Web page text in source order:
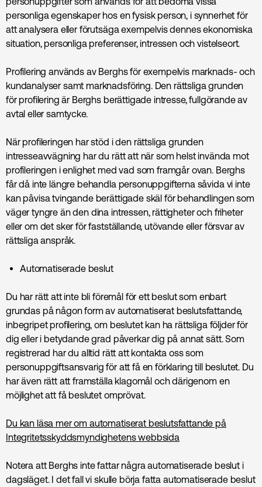
personliga egenskaper hos en fysisk person, i synnerhet för
att analysera eller förutsäga exempelvis dennes ekonomiska
situation, personliga preferenser, intressen och vistelseort.
Profilering används av Berghs för exempelvis marknads- och
kundanalyser samt marknads­föring. Den rättsliga grunden
för profilering är Berghs berättigade intresse, fullgörande av
avtal eller samtycke.
När profileringen har stöd i den rättsliga grunden
intresseavvägning har du rätt att när som helst invända mot
profileringen i enlighet med vad som framgår ovan. Berghs
får då inte längre behandla personuppgifterna såvida vi inte
kan påvisa tvingande berättigade skäl för behandlingen som
väger tyngre än den dina intressen, rättigheter och friheter
eller om det sker för fastställande, utövande eller försvar av
rättsliga anspråk.
Automatiserade beslut
Du har rätt att inte bli föremål för ett beslut som enbart
grundas på någon form av automatiserat beslutsfattande,
inbegripet profilering, om beslutet kan ha rättsliga följder för
dig eller i betydande grad påverkar dig på annat sätt. Som
registrerad har du alltid rätt att kontakta oss som
personuppgiftsansvarig för att få en förklaring till beslutet. Du
har även rätt att framställa klagomål och därigenom en
möjlighet att få beslutet omprövat.
Du kan läsa mer om automatiserat beslutsfattande på
Integritetsskyddsmyndighetens webbsida
Notera att Berghs inte fattar några automatiserade beslut i
dagsläget. I det fall vi skulle börja fatta automatiserade beslut